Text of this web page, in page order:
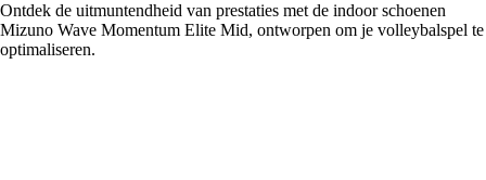
Ontdek de uitmuntendheid van prestaties met de indoor schoenen
Mizuno Wave Momentum Elite Mid, ontworpen om je volleybalspel te
optimaliseren.